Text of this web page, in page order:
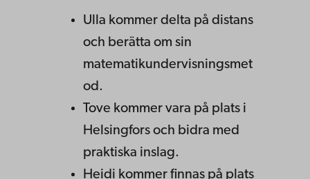
Ulla kommer delta på distans
och berätta om sin
matematikundervisningsmet
od.
Tove kommer vara på plats i
Helsingfors och bidra med
praktiska inslag.
Heidi kommer finnas på plats